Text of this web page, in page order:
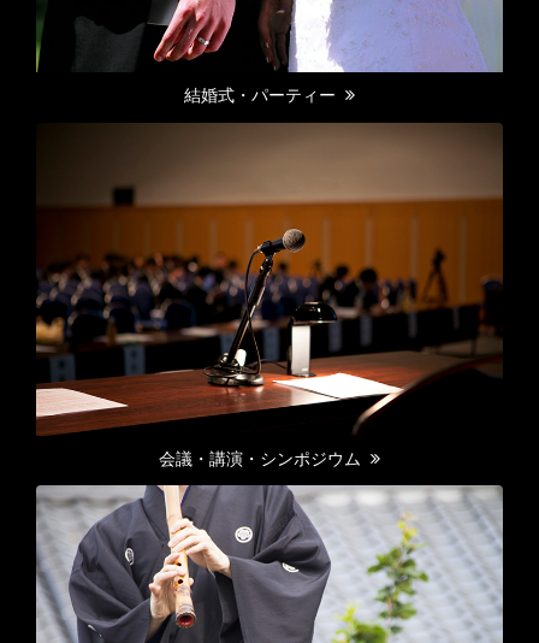
結婚式・パーティー
会議・講演・シンポジウム